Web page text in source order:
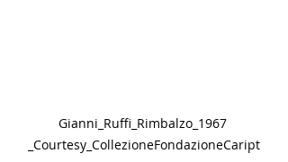
Gianni_Ruffi_Rimbalzo_1967
_Courtesy_CollezioneFondazioneCaript